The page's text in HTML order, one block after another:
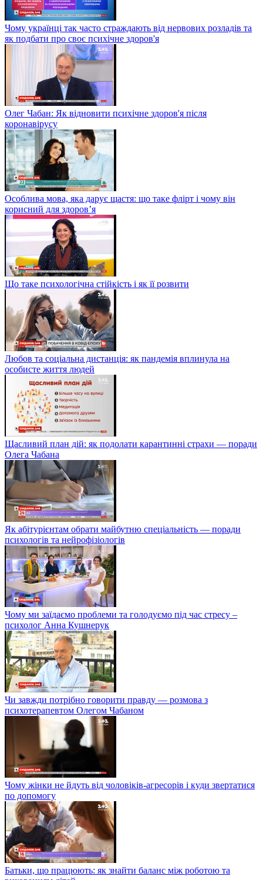
Чому українці так часто страждають від нервових розладів та
як подбати про своє психічне здоров'я
Олег Чабан: Як відновити психічне здоров'я після
коронавірусу
Особлива мова, яка дарує щастя: що таке флірт і чому він
корисний для здоров’я
Що таке психологічна стійкість і як її розвити
Любов та соціальна дистанція: як пандемія вплинула на
особисте життя людей
Щасливий план дій: як подолати карантинні страхи — поради
Олега Чабана
Як абітурієнтам обрати майбутню спеціальність — поради
психологів та нейрофізіологів
Чому ми заїдаємо проблеми та голодуємо під час стресу –
психолог Анна Кушнерук
Чи завжди потрібно говорити правду — розмова з
психотерапевтом Олегом Чабаном
Чому жінки не йдуть від чоловіків-агресорів і куди звертатися
по допомогу
Батьки, що працюють: як знайти баланс між роботою та